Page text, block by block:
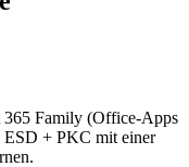
Family (Office-Apps
+ PKC mit einer